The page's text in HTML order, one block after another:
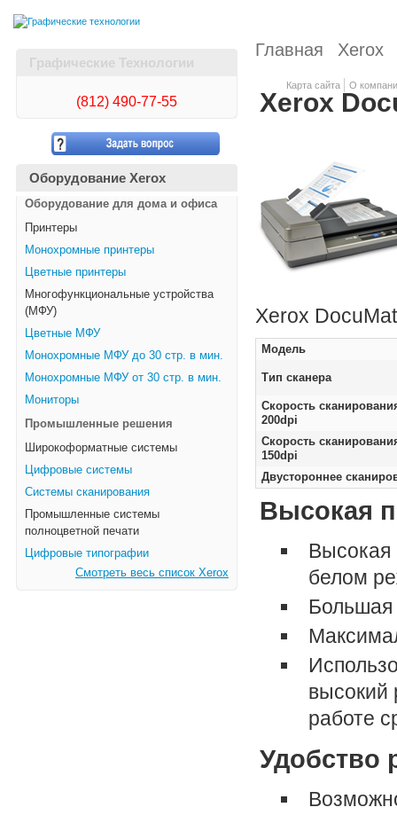
Карта сайта О
Графические Технологии
(812) 490-77-55
Оборудование Xerox
Оборудование для дома и офиса
Принтеры
Монохромные принтеры
Цветные принтеры
Многофункциональные устройства
(МФУ)
Цветные МФУ
Монохромные МФУ до 30 стр. в мин.
Монохромные МФУ от 30 стр. в мин.
Мониторы
Промышленные решения
Широкоформатные системы
Цифровые системы
Системы сканирования
Промышленные системы
полноцветной печати
Цифровые типографии
Смотреть весь список Xerox
Главная Xerox
Xerox
Xerox
Модель
Тип сканера
Скорость
200dpi
Скорость
150dpi
Двустороннее
Высокая
Высокая
белом
Большая
высокий
работе
Удобство